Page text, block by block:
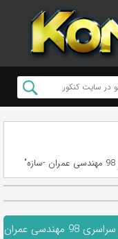
نوشته هایی با برچسب "سوالات کنکور دکتری سراسری 98 مهندسی عمران